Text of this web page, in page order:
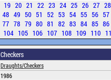
19 20 21 22 23 24 25 26 27 28
48 49 50 51 52 53 54 55 56 57
77 78 79 80 81 82 83 84 85 86
104 105 106 107 108 109 110
Checkers
Draughts/Checkers
1986